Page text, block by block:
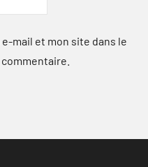
mail et mon site dans le